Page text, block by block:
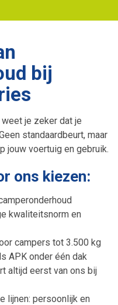
bij
je zeker dat je
standaardbeurt, maar
jouw voertuig en gebruik.
ons kiezen:
kwaliteitsnorm en
campers tot 3.500 kg
APK onder één dak
altijd eerst van ons bij
lijnen: persoonlijk en